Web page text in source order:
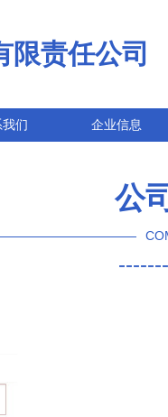
限责任公司
们 企业信息
公